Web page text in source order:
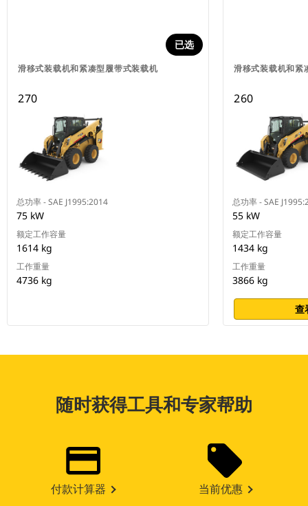
滑移式装载机和紧凑型履带式装载机
已选
270
总功率 - SAE J1995:2014
75 kW
额定工作容量
1614 kg
工作重量
4736 kg
滑移式装载机和紧
260
总功率 - SAE
55 kW
额定工作容量
1434 kg
工作重量
3866 kg
查
随时获得工具和专家帮助
付款计算器 当前优惠